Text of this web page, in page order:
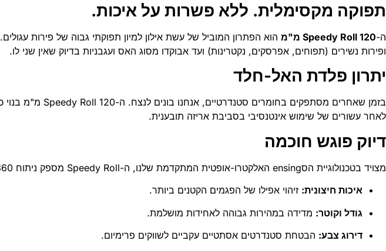
תפוקה מקסימלית. ללא פשרות על איכות.
ה-Speedy Roll 120 מ"מ הוא הפתרון המוביל של עשת אילון למיון תפוקתי גבוה של פירות עגולים.
ופירות נשירים (תפוחים, אפרסקים, נקטרינות) ועד אבוקדו מסוג האס ועגבניות בדיוק שאין שני לו.
יתרון פלדת האל-חלד
בזמן שאחרים מסתפקים בחומרים סטנדרטיים, אנחנו בונים לנצח. ה-Speedy Roll 120 מ"מ בנוי כולו מ
לאחר עשורים של שימוש אינטנסיבי בסביבת אריזה תובענית.
דיוק פוגש חוכמה
מצויד בטכנולוגיית הסensing האלקטרו-אופטית המתקדמת שלנו, ה-Speedy Roll מספק ניתוח 360 מעלות של כל פרי ופרי. התוכנה המתקדמת שלנו ממיינת לפי:
איכות חיצונית: זיהוי אפילו של הפגמים הקטנים ביותר.
גודל וקוטר: מדידה במהירות גבוהה לאחידות מושלמת.
דירוג צבע: הבטחת סטנדרטים אסתטיים עקביים לשווקים פרימיום.